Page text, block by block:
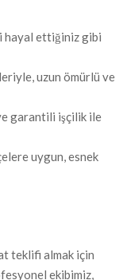
hayal ettiğiniz gibi
uzun ömürlü ve
garantili işçilik ile
uygun, esnek
teklifi almak için
ekibimiz,